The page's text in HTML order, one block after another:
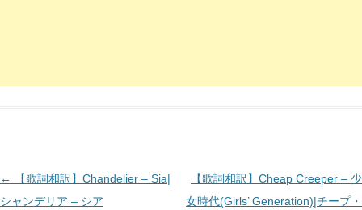
投
稿
←
【歌詞和訳】Chandelier – Sia|
シャンデリア – シア
【歌詞和訳】Cheap Creeper – 少
女時代(Girls’ Generation)|チープ・